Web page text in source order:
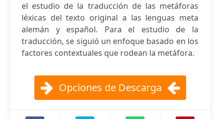
el estudio de la traducción de las metáforas
léxicas del texto original a las lenguas meta
alemán y español. Para el estudio de la
traducción, se siguió un enfoque basado en los
factores contextuales que rodean la metáfora.
Opciones de Descarga